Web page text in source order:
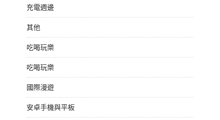
充電週邊
其他
吃喝玩樂
吃喝玩樂
國際漫遊
安卓手機與平板